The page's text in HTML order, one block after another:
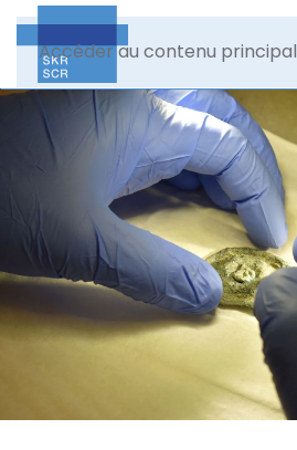
Accéder au contenu principal